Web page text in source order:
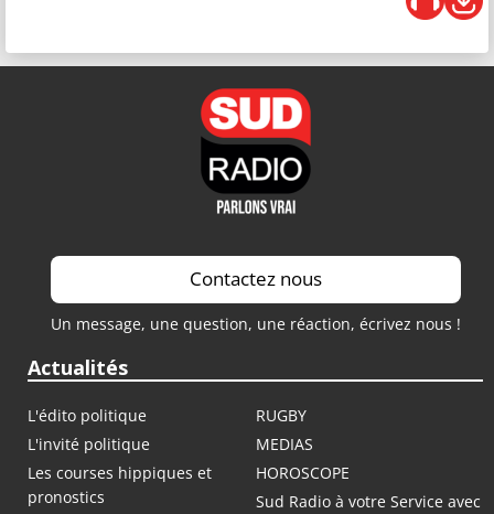
Contactez nous
Un message, une question, une réaction, écrivez nous !
Actualités
L'édito politique
RUGBY
L'invité politique
MEDIAS
Les courses hippiques et
pronostics
HOROSCOPE
Sud Radio à votre Service avec